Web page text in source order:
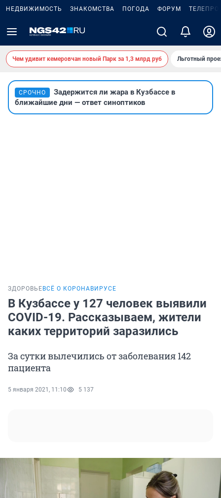
НЕДВИЖИМОСТЬ ЗНАКОМСТВА ПОГОДА ФОРУМ
Чем удивит кемеровчан новый Парк за 1,3 млрд руб Льготный
СРОЧНО
Задержится ли жара в Кузбассе в
ближайшие дни — ответ синоптиков
ЗДОРОВЬЕ ВСЁ О КОРОНАВИРУСЕ
В Кузбассе у 127 человек выявили
COVID-19. Рассказываем, жители
каких территорий заразились
За сутки вылечились от заболевания 142
пациента
5 января 2021, 11:10 5 137